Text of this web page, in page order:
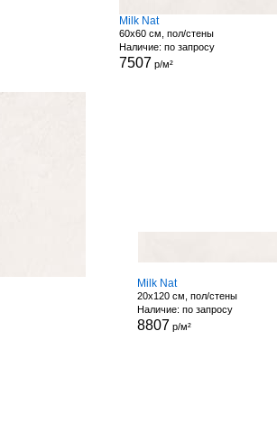
Milk Nat
60x60 см, пол/стены
Наличие: по запросу
7507 р/м²
Milk Nat
20x120 см, пол/стены
Наличие: по запросу
8807 р/м²